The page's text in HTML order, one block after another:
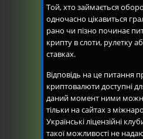
Той, хто займається
одночасно цікавиться
рано чи пізно починає
крипту в слоти, рулетку
ставках.
Відповідь на це питання
криптовалюти доступні
даний момент ними
тільки на сайтах з
Українські ліцензійні
такої можливості не